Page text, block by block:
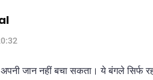
जान नहीं बचा सकता। ये बंगले सिर्फ